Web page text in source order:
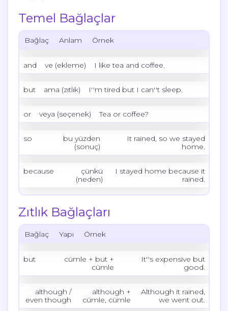
Temel Bağlaçlar
Bağlaç Anlam Örnek
and ve (ekleme) I like tea and coffee.
but ama (zıtlık) I''m tired butI can''t sleep.
or veya (seçenek) Tea orcoffee?
so
bu yüzden
(sonuç)
It rained, so we stayed
home.
because
çünkü
(neden)
I stayed home because it
rained.
Zıtlık Bağlaçları
Bağlaç Yapı Örnek
but
cümle + but +
cümle
It''s expensive but
good.
although /
even though
although +
cümle, cümle
Although it rained,
we went out.